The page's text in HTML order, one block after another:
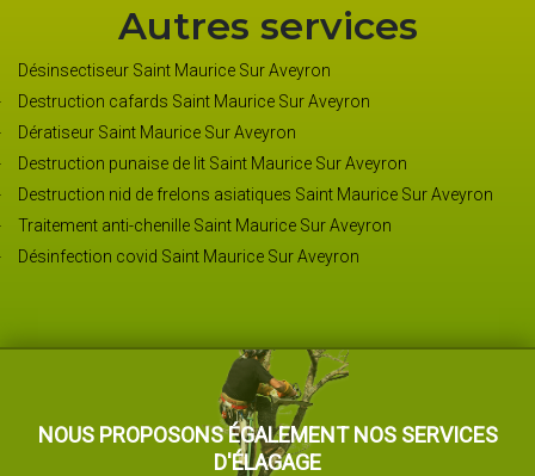
Autres services
Désinsectiseur Saint Maurice Sur Aveyron
Destruction cafards Saint Maurice Sur Aveyron
Dératiseur Saint Maurice Sur Aveyron
Destruction punaise de lit Saint Maurice Sur Aveyron
Destruction nid de frelons asiatiques Saint Maurice Sur Aveyron
Traitement anti-chenille Saint Maurice Sur Aveyron
Désinfection covid Saint Maurice Sur Aveyron
NOUS PROPOSONS ÉGALEMENT NOS SERVICES
D'ÉLAGAGE